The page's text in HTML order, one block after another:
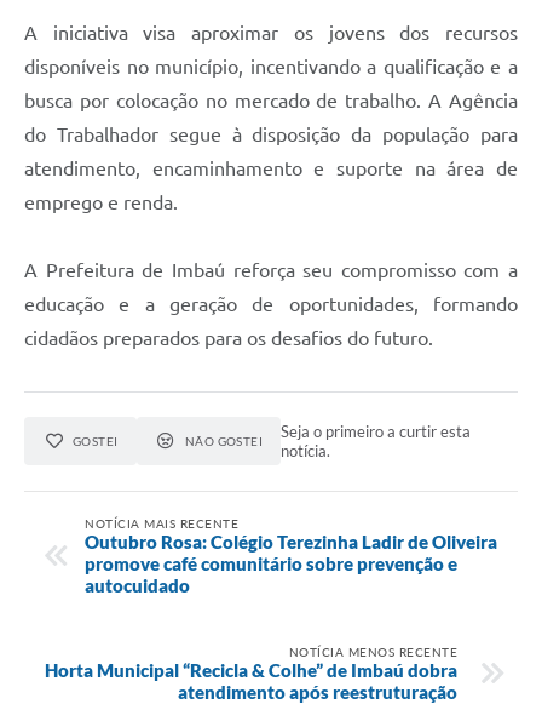
A iniciativa visa aproximar os jovens dos recursos
disponíveis no município, incentivando a qualificação e a
busca por colocação no mercado de trabalho. A Agência
do Trabalhador segue à disposição da população para
atendimento, encaminhamento e suporte na área de
emprego e renda.
A Prefeitura de Imbaú reforça seu compromisso com a
educação e a geração de oportunidades, formando
cidadãos preparados para os desafios do futuro.
GOSTEI NÃO GOSTEI
Seja o primeiro a curtir esta
notícia.
NOTÍCIA MAIS RECENTE
Outubro Rosa: Colégio Terezinha Ladir de Oliveira
promove café comunitário sobre prevenção e
autocuidado
NOTÍCIA MENOS RECENTE
Horta Municipal “Recicla & Colhe” de Imbaú dobra
atendimento após reestruturação